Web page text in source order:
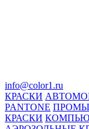
info@color1.ru
КРАСКИ
PANTONE
КРАСКИ